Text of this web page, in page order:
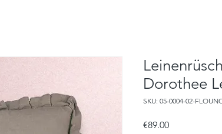
Dorothee
SKU: 05-0004-02-
€89.00Price